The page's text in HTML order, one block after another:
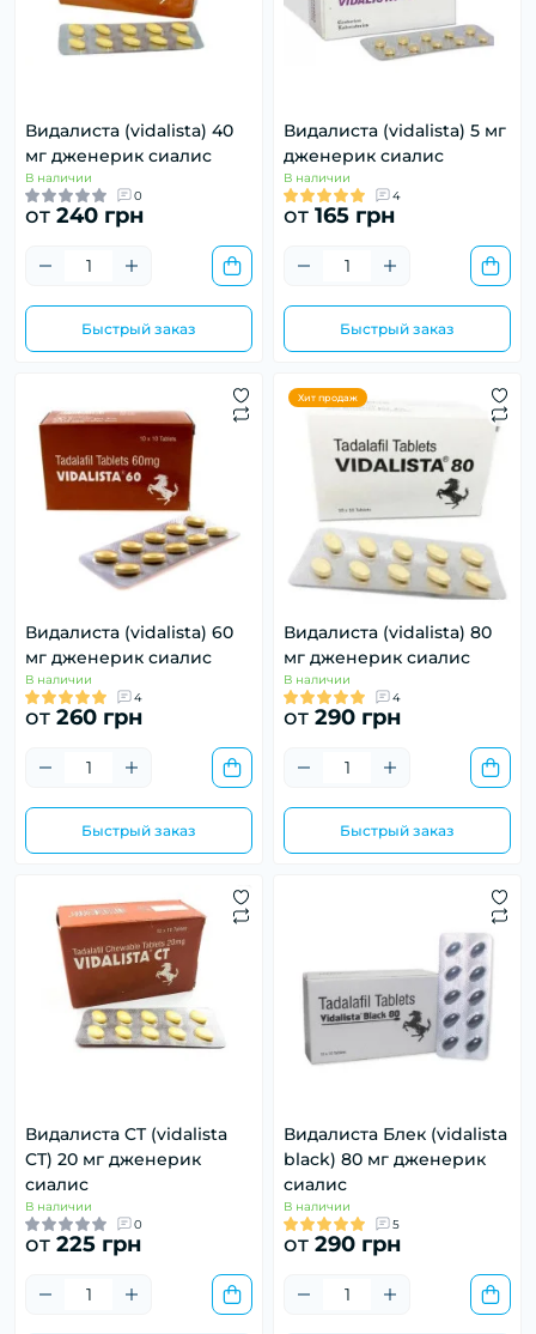
Видалиста (vidalista) 40
мг дженерик сиалис
В наличии
0
от 240 грн
Быстрый заказ
Видалиста (vidalista) 5 мг
дженерик сиалис
В наличии
4
от 165 грн
Быстрый заказ
Видалиста (vidalista) 60
мг дженерик сиалис
В наличии
4
от 260 грн
Быстрый заказ
Хит продаж
Видалиста (vidalista) 80
мг дженерик сиалис
В наличии
4
от 290 грн
Быстрый заказ
Видалиста CT (vidalista
CT) 20 мг дженерик
сиалис
В наличии
0
от 225 грн
Видалиста Блек (vidalista
black) 80 мг дженерик
сиалис
В наличии
5
от 290 грн